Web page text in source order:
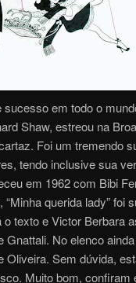
em todo o
Shaw, estreou na
Foi um tremendo
tendo inclusive sua
em 1962 com Bibi
querida lady” foi
o texto e Victor Berbara
Gnattali. No elenco
Oliveira. Sem dúvida,
Muito bom, confiram